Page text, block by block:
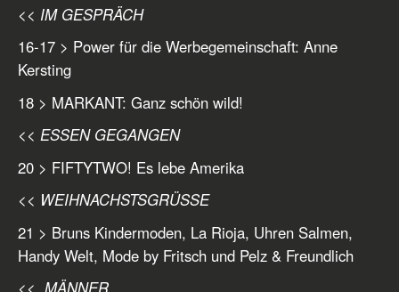
<< IM GESPRÄCH
16-17 > Power für die Werbegemeinschaft: Anne
Kersting
18 > MARKANT: Ganz schön wild!
<< ESSEN GEGANGEN
20 > FIFTYTWO! Es lebe Amerika
<< WEIHNACHSTSGRÜSSE
21 > Bruns Kindermoden, La Rioja, Uhren Salmen,
Handy Welt, Mode by Fritsch und Pelz & Freundlich
<< MÄNNER